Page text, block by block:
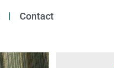
Contact